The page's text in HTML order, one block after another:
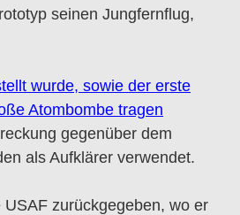
seinen Jungfernflug,
wurde, sowie der erste
Atombombe tragen
gegenüber dem
als Aufklärer verwendet.
zurückgegeben, wo er